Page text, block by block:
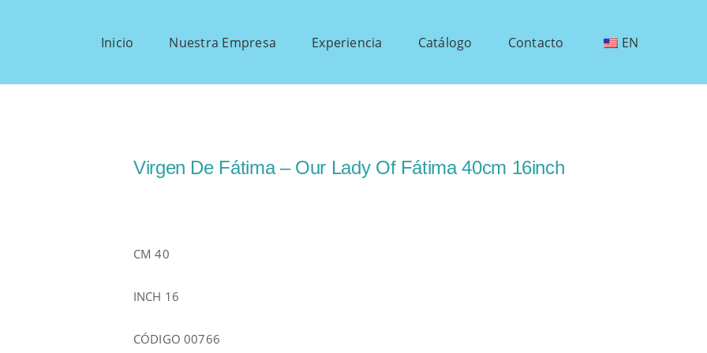
Inicio Nuestra Empresa Experiencia Catálogo Contacto EN
Virgen De Fátima – Our Lady Of Fátima 40cm 16inch
CM 40
INCH 16
CÓDIGO 00766